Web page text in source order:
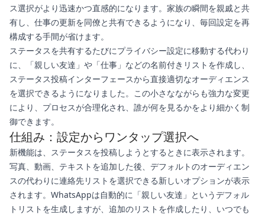
ス選択がより迅速かつ直感的になります。家族の瞬間を親戚と共
有し、仕事の更新を同僚と共有できるようになり、毎回設定を再
構成する手間が省けます。
ステータスを共有するたびにプライバシー設定に移動する代わり
に、「親しい友達」や「仕事」などの名前付きリストを作成し、
ステータス投稿インターフェースから直接適切なオーディエンス
を選択できるようになりました。この小さなながらも強力な変更
により、プロセスが合理化され、誰が何を見るかをより細かく制
御できます。
仕組み：設定からワンタップ選択へ
新機能は、ステータスを投稿しようとするときに表示されます。
写真、動画、テキストを追加した後、デフォルトのオーディエン
スの代わりに連絡先リストを選択できる新しいオプションが表示
されます。WhatsAppは自動的に「親しい友達」というデフォル
トリストを生成しますが、追加のリストを作成したり、いつでも